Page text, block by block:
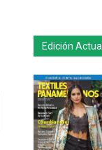
Edición Actual